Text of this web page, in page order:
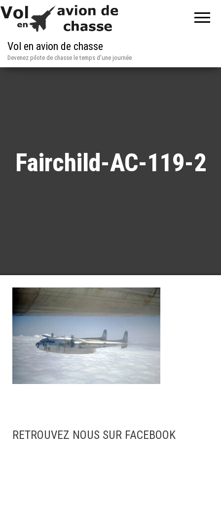
Vol en avion de chasse
Devenez pilote de chasse le temps d'une journée
Fairchild-AC-119-2
RETROUVEZ NOUS SUR FACEBOOK